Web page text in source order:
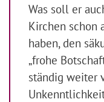
Was soll er
Kirchen schon
haben, den
„frohe
ständig weiter